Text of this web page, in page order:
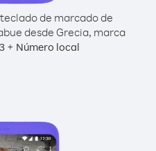
de marcado de
desde Grecia, marca
+ Número local